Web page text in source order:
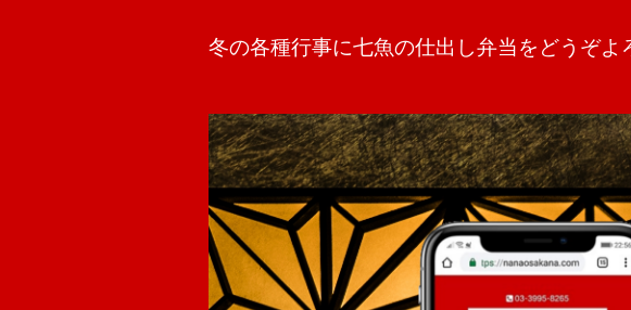
冬の各種行事に七魚の仕出し弁当をどうぞよ